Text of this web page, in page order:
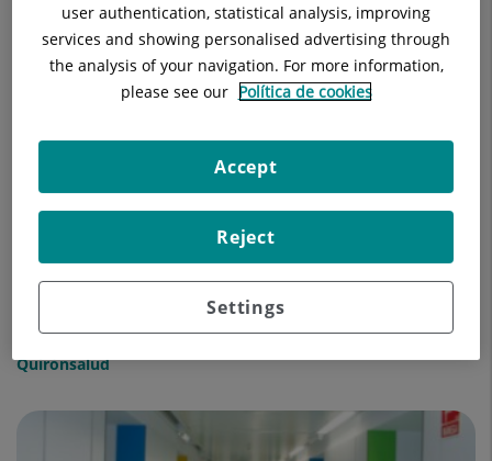
Hospital Universitari General de Catalunya - Grupo
Hospital Universitari General de Catalunya - Grupo
Quirónsalud
user authentication, statistical analysis, improving
services and showing personalised advertising through
the analysis of your navigation. For more information,
please see our Política de cookies
Settings
Reject
Accept